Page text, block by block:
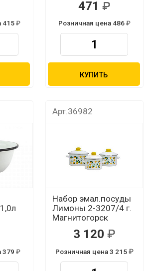
415
471
Розничная цена 486
КУПИТЬ
379
Арт.36982
Набор эмал.посуды
Лимоны 2-3207/4 г.
Магнитогорск
3 120
Розничная цена 3 215